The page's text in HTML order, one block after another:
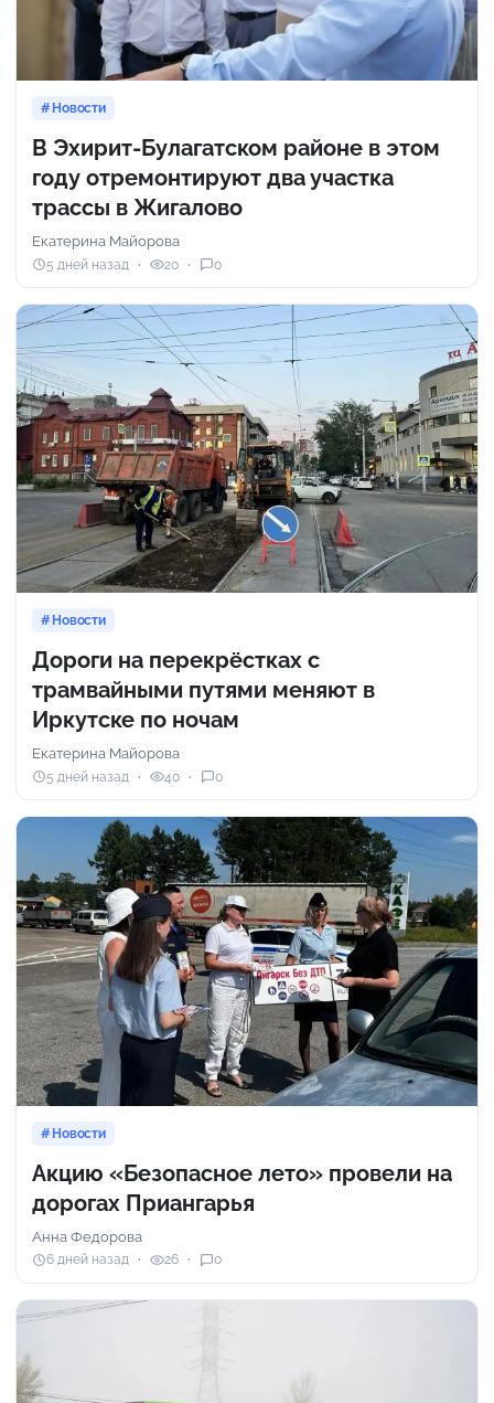
Новости
В Эхирит-Булагатском районе в этом
году отремонтируют два участка
трассы в Жигалово
Екатерина Майорова
5 дней назад 20 0
Новости
Дороги на перекрёстках с
трамвайными путями меняют в
Иркутске по ночам
Екатерина Майорова
5 дней назад 40 0
Новости
Акцию «Безопасное лето» провели на
дорогах Приангарья
Анна Федорова
6 дней назад 26 0